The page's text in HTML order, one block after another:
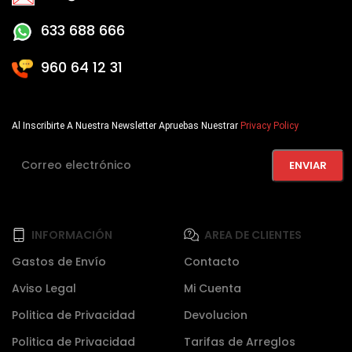
AREA DE CLIENTES
Contacto
Mi Cuenta
Devolucion
Tarifas de Arreglos
INFORMACIÓN
Gastos de Envío
Aviso Legal
Politica de Privacidad
Politica de Privacidad
Al Inscribirte A Nuestra Newsletter Apruebas Nuestrar Privacy Policy
633 688 666
960 64 12 31